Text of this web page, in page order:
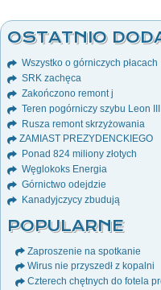
OSTATNIO
Wszystko o górniczych płacach
SRK zachęca
Zakończono remont j
Teren pogórniczy szybu Leon III
Rusza remont skrzyżowania
ZAMIAST PREZYDENCKIEGO
Ponad 824 miliony złotych
Węglokoks Energia
Górnictwo odejdzie
Kanadyjczycy zbudują
POPULARNE
Zaproszenie na spotkanie
Wirus nie przyszedł z kopalni
Czterech chętnych do fotela